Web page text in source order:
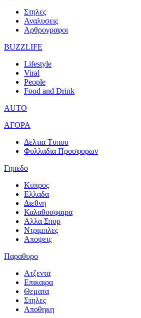
Στηλες
Αναλυσεις
Αρθρογραφοι
BUZZLIFE
Lifestyle
Viral
People
Food and Drink
AUTO
ΑΓΟΡΑ
Δελτια Τυπου
Φυλλαδια Προσφορων
Γηπεδο
Κυπρος
Ελλαδα
Διεθνη
Καλαθοσφαιρα
Αλλα Σπορ
Ντριμπλες
Αποψεις
Παραθυρο
Ατζεντα
Επικαιρα
Θεματα
Στηλες
Αποθηκη